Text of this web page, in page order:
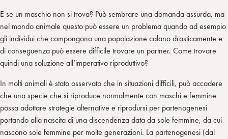
E se un maschio non si trova? Può sembrare una domanda assurda, ma
nel mondo animale questo può essere un problema quando ad esempio
gli individui che compongono una popolazione calano drasticamente e
di conseguenza può essere difficile trovare un partner. Come trovare
quindi una soluzione all’imperativo riproduttivo?
In molti animali è stato osservato che in situazioni difficili, può accadere
che una specie che si riproduce normalmente con maschi e femmine
possa adottare strategie alternative e riprodursi per partenogenesi
portando alla nascita di una discendenza data da sole femmine, da cui
nascono sole femmine per molte generazioni. La partenogenesi (dal